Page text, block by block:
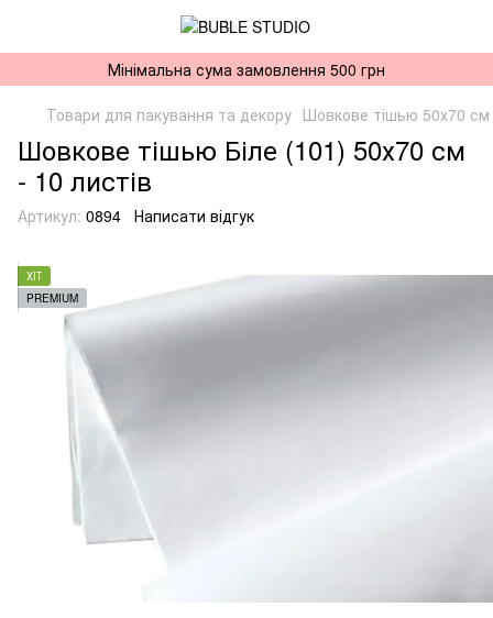
Мінімальна сума замовлення 500 грн
Товари для пакування та декору Шовкове тішью 50х70 см
Шовкове тішью Біле (101) 50х70 см
- 10 листів
Артикул: 0894 Написати відгук
ХІТ
PREMIUM